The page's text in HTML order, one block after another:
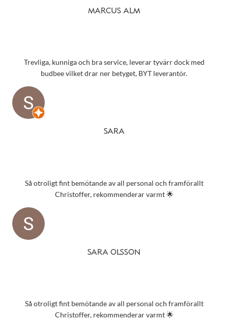
MARCUS ALM
Trevliga, kunniga och bra service, leverar tyvärr dock med
budbee vilket drar ner betyget, BYT leverantör.
SARA
Så otroligt fint bemötande av all personal och framförallt
Christoffer, rekommenderar varmt 🌟
SARA OLSSON
Så otroligt fint bemötande av all personal och framförallt
Christoffer, rekommenderar varmt 🌟